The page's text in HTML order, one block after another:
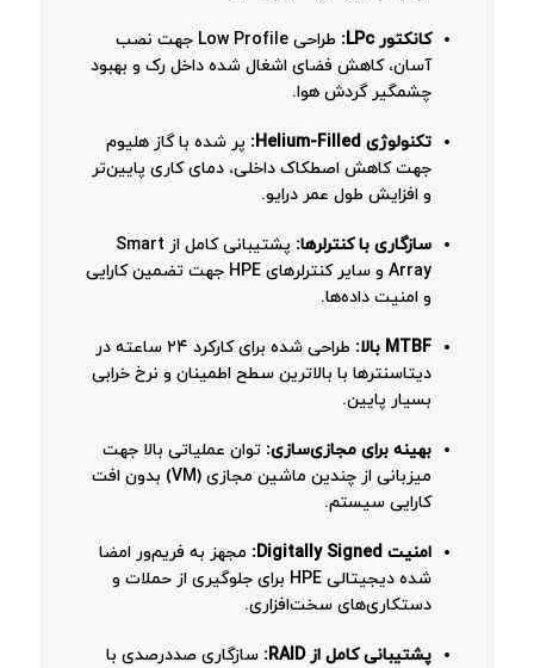
کانکتور LPc:
طراحی Low Profile جهت نصب
آسان، کاهش فضای اشغال شده داخل رک و بهبود
چشمگیر گردش هوا.
تکنولوژی Helium-Filled:
پر شده با گاز هلیوم
جهت کاهش اصطکاک داخلی، دمای کاری پایین‌تر
و افزایش طول عمر درایو.
سازگاری با کنترلرها:
پشتیبانی کامل از Smart
Array و سایر کنترلرهای HPE جهت تضمین کارایی
و امنیت داده‌ها.
MTBF بالا:
طراحی شده برای کارکرد ۲۴ ساعته در
دیتاسنترها با بالاترین سطح اطمینان و نرخ خرابی
بسیار پایین.
بهینه برای مجازی‌سازی: توان عملیاتی بالا جهت
میزبانی از چندین ماشین مجازی (VM) بدون افت
کارایی سیستم.
امنیت Digitally Signed:
مجهز به فریم‌ور امضا
شده دیجیتالی HPE برای جلوگیری از حملات و
دستکاری‌های سخت‌افزاری.
پشتیبانی کامل از RAID:
سازگاری صددرصدی با